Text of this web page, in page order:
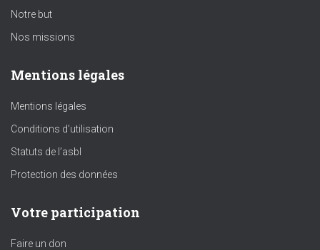
Notre but
Nos missions
Mentions légales
Mentions légales
Conditions d’utilisation
Statuts de l’asbl
Protection des données
Votre participation
Faire un don